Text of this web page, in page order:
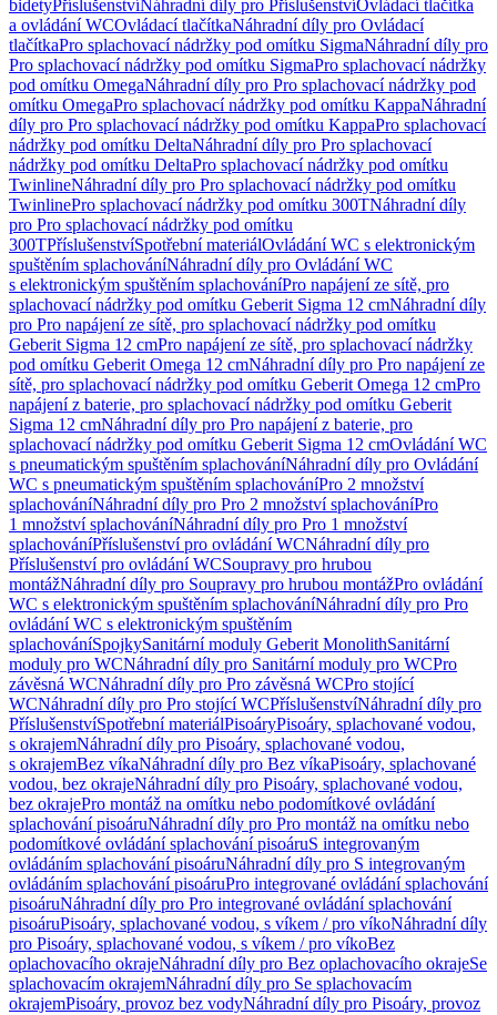
bidetyPříslušenstvíNáhradní díly pro PříslušenstvíOvládací tlačítka
a ovládání WCOvládací tlačítkaNáhradní díly pro Ovládací
tlačítkaPro splachovací nádržky pod omítku SigmaNáhradní díly pro
Pro splachovací nádržky pod omítku SigmaPro splachovací nádržky
pod omítku OmegaNáhradní díly pro Pro splachovací nádržky pod
omítku OmegaPro splachovací nádržky pod omítku KappaNáhradní
díly pro Pro splachovací nádržky pod omítku KappaPro splachovací
nádržky pod omítku DeltaNáhradní díly pro Pro splachovací
nádržky pod omítku DeltaPro splachovací nádržky pod omítku
TwinlineNáhradní díly pro Pro splachovací nádržky pod omítku
TwinlinePro splachovací nádržky pod omítku 300TNáhradní díly
pro Pro splachovací nádržky pod omítku
300TPříslušenstvíSpotřební materiálOvládání WC s elektronickým
spuštěním splachováníNáhradní díly pro Ovládání WC
s elektronickým spuštěním splachováníPro napájení ze sítě, pro
splachovací nádržky pod omítku Geberit Sigma 12 cmNáhradní díly
pro Pro napájení ze sítě, pro splachovací nádržky pod omítku
Geberit Sigma 12 cmPro napájení ze sítě, pro splachovací nádržky
pod omítku Geberit Omega 12 cmNáhradní díly pro Pro napájení ze
sítě, pro splachovací nádržky pod omítku Geberit Omega 12 cmPro
napájení z baterie, pro splachovací nádržky pod omítku Geberit
Sigma 12 cmNáhradní díly pro Pro napájení z baterie, pro
splachovací nádržky pod omítku Geberit Sigma 12 cmOvládání WC
s pneumatickým spuštěním splachováníNáhradní díly pro Ovládání
WC s pneumatickým spuštěním splachováníPro 2 množství
splachováníNáhradní díly pro Pro 2 množství splachováníPro
1 množství splachováníNáhradní díly pro Pro 1 množství
splachováníPříslušenství pro ovládání WCNáhradní díly pro
Příslušenství pro ovládání WCSoupravy pro hrubou
montážNáhradní díly pro Soupravy pro hrubou montážPro ovládání
WC s elektronickým spuštěním splachováníNáhradní díly pro Pro
ovládání WC s elektronickým spuštěním
splachováníSpojkySanitární moduly Geberit MonolithSanitární
moduly pro WCNáhradní díly pro Sanitární moduly pro WCPro
závěsná WCNáhradní díly pro Pro závěsná WCPro stojící
WCNáhradní díly pro Pro stojící WCPříslušenstvíNáhradní díly pro
PříslušenstvíSpotřební materiálPisoáryPisoáry, splachované vodou,
s okrajemNáhradní díly pro Pisoáry, splachované vodou,
s okrajemBez víkaNáhradní díly pro Bez víkaPisoáry, splachované
vodou, bez okrajeNáhradní díly pro Pisoáry, splachované vodou,
bez okrajePro montáž na omítku nebo podomítkové ovládání
splachování pisoáruNáhradní díly pro Pro montáž na omítku nebo
podomítkové ovládání splachování pisoáruS integrovaným
ovládáním splachování pisoáruNáhradní díly pro S integrovaným
ovládáním splachování pisoáruPro integrované ovládání splachování
pisoáruNáhradní díly pro Pro integrované ovládání splachování
pisoáruPisoáry, splachované vodou, s víkem / pro víkoNáhradní díly
pro Pisoáry, splachované vodou, s víkem / pro víkoBez
oplachovacího okrajeNáhradní díly pro Bez oplachovacího okrajeSe
splachovacím okrajemNáhradní díly pro Se splachovacím
okrajemPisoáry, provoz bez vodyNáhradní díly pro Pisoáry, provoz